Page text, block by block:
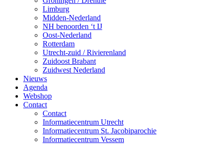
Limburg
Midden-Nederland
NH benoorden ‘t IJ
Oost-Nederland
Rotterdam
Utrecht-zuid / Rivierenland
Zuidoost Brabant
Zuidwest Nederland
Nieuws
Agenda
Webshop
Contact
Contact
Informatiecentrum Utrecht
Informatiecentrum St. Jacobiparochie
Informatiecentrum Vessem